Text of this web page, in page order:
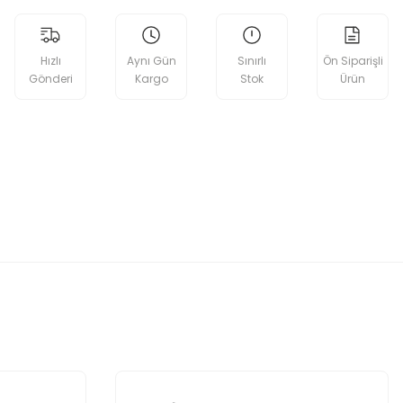
Hızlı
Gönderi
Aynı Gün
Kargo
Sınırlı
Stok
Ön Siparişli
Ürün